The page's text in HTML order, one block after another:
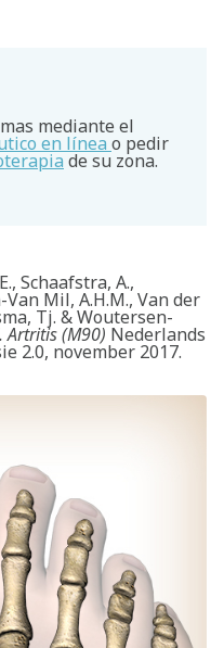
mediante el
en línea o pedir
de su zona.
Schaafstra, A.,
Mil, A.H.M., Van der
Tj. & Woutersen-
Artritis (M90) Nederlands
2.0, november 2017.